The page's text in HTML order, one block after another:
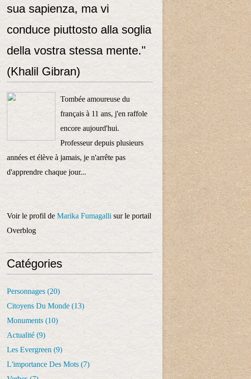
sua sapienza, ma vi
conduce piuttosto alla soglia
della vostra stessa mente."
(Khalil Gibran)
Tombée amoureuse du
français à 11 ans, j'en raffole
encore aujourd'hui.
Professeur depuis plusieurs
années et élève à jamais, je n'arrête pas
d'apprendre chaque jour...
Voir le profil de Marika Fumagalli sur le portail
Overblog
Catégories
Personnages (20)
Citoyens Du Monde (13)
Monuments (10)
Actualité (9)
Les Evergreen (9)
L'importance Des Mots (7)